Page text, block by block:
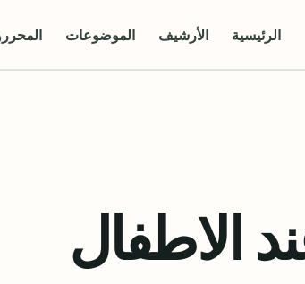
الرئيسية الأرشيف الموضوعات
الاطفال